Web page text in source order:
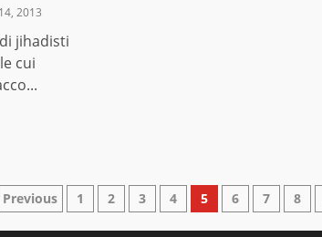
2013
jihadisti
cui
Paginazione
Previous 1 2 3 4 5 6 7 8